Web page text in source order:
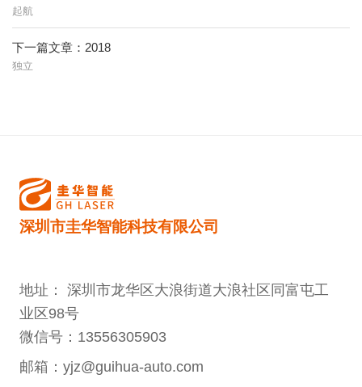
起航
下一篇文章：2018
独立
深圳市圭华智能科技有限公司
地址： 深圳市龙华区大浪街道大浪社区同富屯工
业区98号
微信号：13556305903
邮箱：yjz@guihua-auto.com